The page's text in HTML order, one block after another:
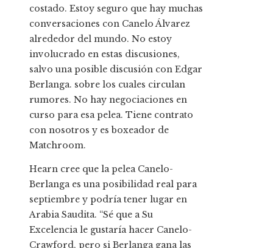
costado. Estoy seguro que hay muchas
conversaciones con Canelo Álvarez
alrededor del mundo. No estoy
involucrado en estas discusiones,
salvo una posible discusión con Edgar
Berlanga. sobre los cuales circulan
rumores. No hay negociaciones en
curso para esa pelea. Tiene contrato
con nosotros y es boxeador de
Matchroom.
Hearn cree que la pelea Canelo-
Berlanga es una posibilidad real para
septiembre y podría tener lugar en
Arabia Saudita. “Sé que a Su
Excelencia le gustaría hacer Canelo-
Crawford, pero si Berlanga gana las